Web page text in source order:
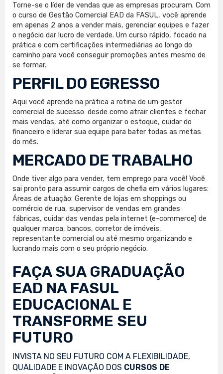
Torne-se o líder de vendas que as empresas procuram. Com
o curso de Gestão Comercial EAD da FASUL, você aprende
em apenas 2 anos a vender mais, gerenciar equipes e fazer
o negócio dar lucro de verdade. Um curso rápido, focado na
prática e com certificações intermediárias ao longo do
caminho para você conseguir promoções antes mesmo de
se formar.
PERFIL DO EGRESSO
Aqui você aprende na prática a rotina de um gestor
comercial de sucesso: desde como atrair clientes e fechar
mais vendas, até como organizar o estoque, cuidar do
financeiro e liderar sua equipe para bater todas as metas
do mês.
MERCADO DE TRABALHO
Onde tiver algo para vender, tem emprego para você! Você
sai pronto para assumir cargos de chefia em vários lugares:
Áreas de atuação: Gerente de lojas em shoppings ou
comércio de rua, supervisor de vendas em grandes
fábricas, cuidar das vendas pela internet (e-commerce) de
qualquer marca, bancos, corretor de imóveis,
representante comercial ou até mesmo organizando e
lucrando mais com o seu próprio negócio.
FAÇA SUA GRADUAÇÃO
EAD NA FASUL
EDUCACIONAL E
TRANSFORME SEU
FUTURO
INVISTA NO SEU FUTURO COM A FLEXIBILIDADE,
QUALIDADE E INOVAÇÃO DOS CURSOS DE